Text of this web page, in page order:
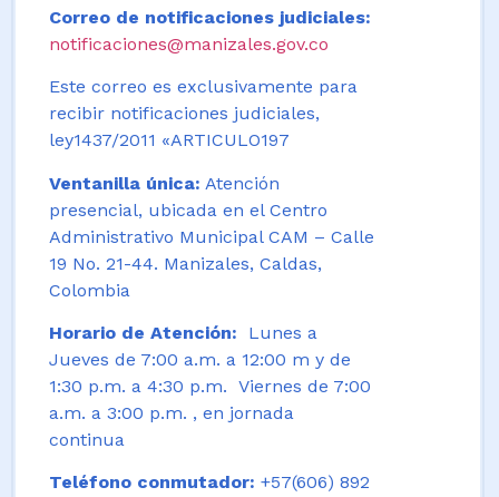
Correo de notificaciones judiciales:
notificaciones@manizales.gov.co
Este correo es exclusivamente para
recibir notificaciones judiciales,
ley1437/2011 «ARTICULO197
Ventanilla única: Atención
presencial, ubicada en el Centro
Administrativo Municipal CAM – Calle
19 No. 21-44. Manizales, Caldas,
Colombia
Horario de Atención:
Lunes a
Jueves de 7:00 a.m. a 12:00 m y de
1:30 p.m. a 4:30 p.m. Viernes de 7:00
a.m. a 3:00 p.m. , en jornada
continua
Teléfono conmutador: +57(606) 892